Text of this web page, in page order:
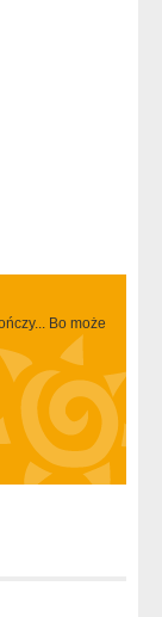
Bo może